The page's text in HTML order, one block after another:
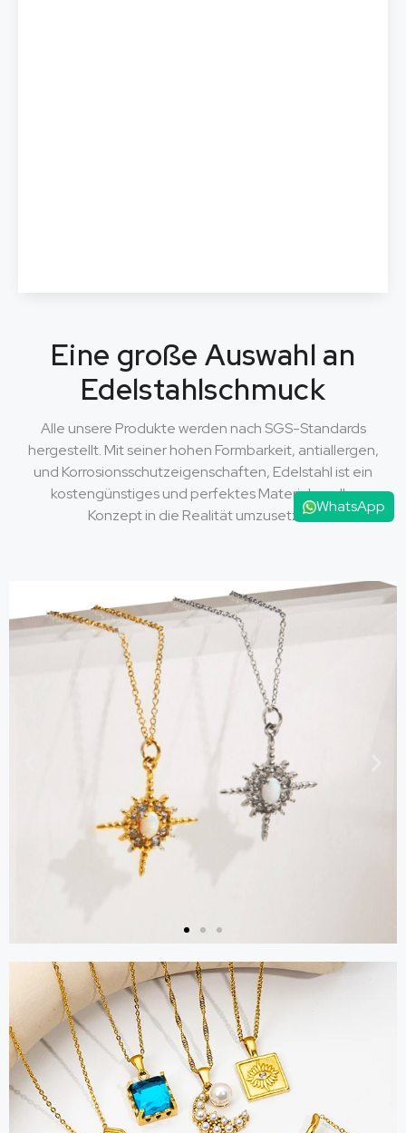
Eine große Auswahl an
Edelstahlschmuck
Alle unsere Produkte werden nach SGS-Standards
hergestellt. Mit seiner hohen Formbarkeit, antiallergen,
und Korrosionsschutzeigenschaften, Edelstahl ist ein
kostengünstiges und perfektes Material, um Ihr
Konzept in die Realität umzusetzen.
Halskette
Holen Sie sich
einen Katalog
WhatsApp